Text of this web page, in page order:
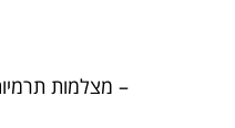
– מצלמות